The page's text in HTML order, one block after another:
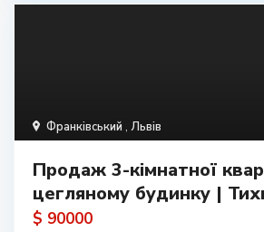
Франківський , Львів
Продаж 3-кімнатної
цегляному будинку |
$ 90000